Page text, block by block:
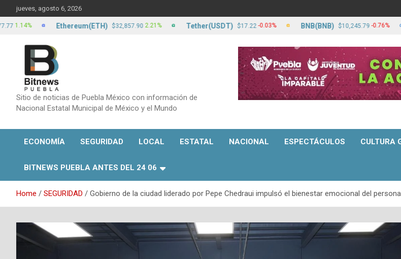
to
content
jueves, agosto 6, 2026
Sitio de noticias de Puebla México con información de
Nacional Estatal Municipal de México y el Mundo
ECONOMÍA SEGURIDAD LOCAL ESTATAL NACIONAL ESPECTÁCULOS CULTURA
BITNEWS PUEBLA ANTES DEL 24 06
Home SEGURIDAD Gobierno de la ciudad liderado por Pepe Chedraui impulsó el bienestar emocional del
Ethereum(ETH) $32,857.90 2.21% Tether(USDT) $17.22 -0.03% BNB(BNB) $10,245.79 -0.76%